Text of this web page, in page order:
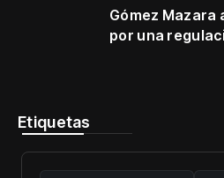
Gómez Mazara
por una
Etiquetas